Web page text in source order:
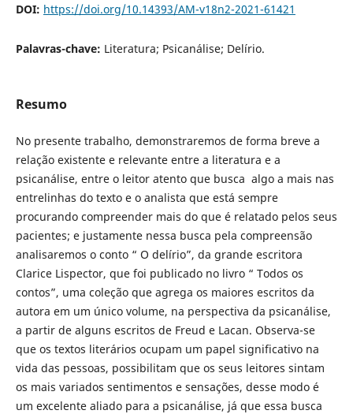
DOI: https://doi.org/10.14393/AM-v18n2-2021-61421
Palavras-chave: Literatura; Psicanálise; Delírio.
Resumo
No presente trabalho, demonstraremos de forma breve a
relação existente e relevante entre a literatura e a
psicanálise, entre o leitor atento que busca algo a mais nas
entrelinhas do texto e o analista que está sempre
procurando compreender mais do que é relatado pelos seus
pacientes; e justamente nessa busca pela compreensão
analisaremos o conto “ O delírio”, da grande escritora
Clarice Lispector, que foi publicado no livro “ Todos os
contos”, uma coleção que agrega os maiores escritos da
autora em um único volume, na perspectiva da psicanálise,
a partir de alguns escritos de Freud e Lacan. Observa-se
que os textos literários ocupam um papel significativo na
vida das pessoas, possibilitam que os seus leitores sintam
os mais variados sentimentos e sensações, desse modo é
um excelente aliado para a psicanálise, já que essa busca